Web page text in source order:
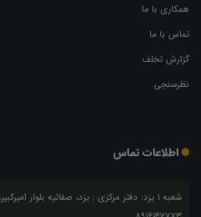
همکاری با ما
تماس با ما
گزارش تخلف
نظرسنجی
اطلاعات تماس